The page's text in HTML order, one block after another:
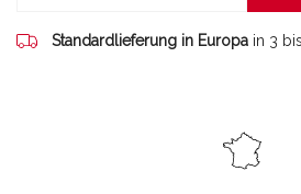
Standardlieferung in Europa in 3